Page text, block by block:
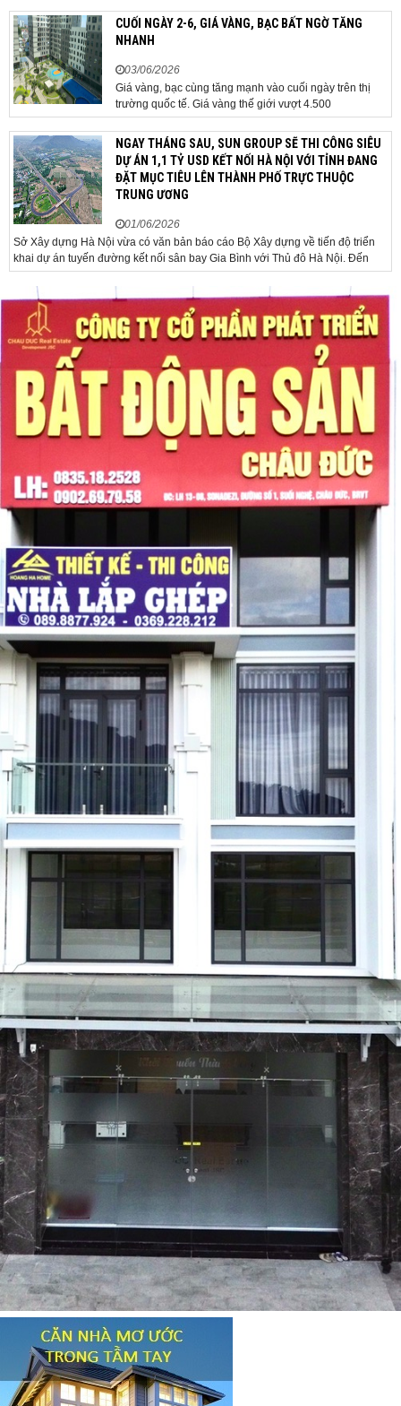
đã chủ trì phiên họp Chính phủ thường...CUỐI NGÀY 2-6, GIÁ VÀNG, BẠC BẤT NGỜ TĂNG
NHANH
03/06/2026
Giá vàng, bạc cùng tăng mạnh vào cuối ngày trên thị
trường quốc tế. Giá vàng thế giới vượt 4.500
USD/ounce. Cuối ngày 2-6, giá vàng hôm nay trên thị
trường quốc tế được giao dịch ở mức 4.520
USD/ounce, tăng khoảng 35 USD/ounce so với buổi
sáng. Trong phiên, có thời điểm giá vàng...
NGAY THÁNG SAU, SUN GROUP SẼ THI CÔNG SIÊU
DỰ ÁN 1,1 TỶ USD KẾT NỐI HÀ NỘI VỚI TỈNH ĐANG
ĐẶT MỤC TIÊU LÊN THÀNH PHỐ TRỰC THUỘC
TRUNG ƯƠNG
01/06/2026
Sở Xây dựng Hà Nội vừa có văn bản báo cáo Bộ Xây dựng về tiến độ triển
khai dự án tuyến đường kết nối sân bay Gia Bình với Thủ đô Hà Nội. Đến
nay, công tác giải phóng mặt bằng và chuẩn bị đầu tư của dự án đã ghi nhận
nhiều kết...